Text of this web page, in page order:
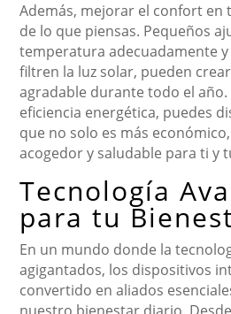
Además, mejorar el confort en
de lo que piensas. Pequeños
temperatura adecuadamente
filtren la luz solar, pueden
agradable durante todo el
eficiencia energética, puedes
que no solo es más
acogedor y saludable para ti y
Tecnología
para tu
En un mundo donde la
agigantados, los dispositivos
convertido en aliados